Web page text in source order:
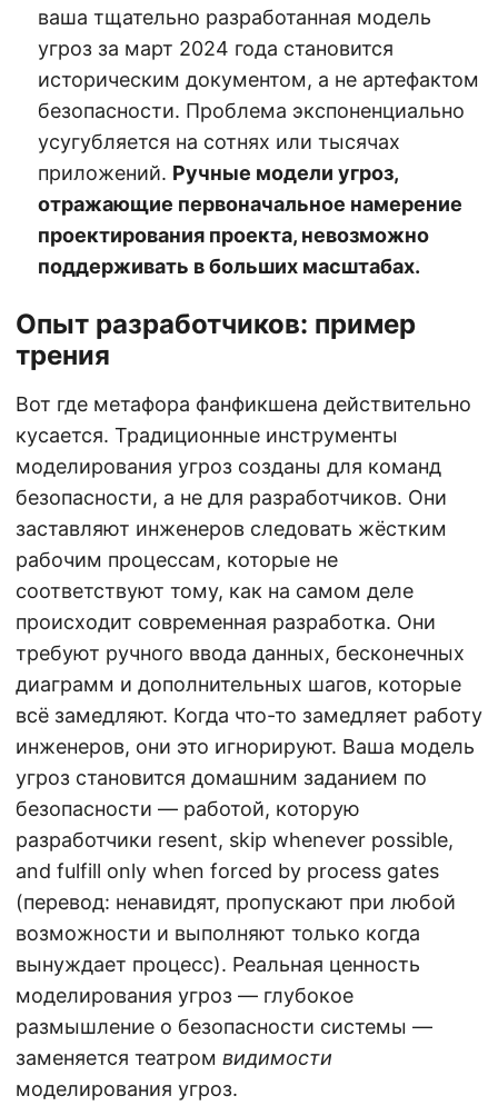
ваша тщательно разработанная модель
угроз за март 2024 года становится
историческим документом, а не артефактом
безопасности. Проблема экспоненциально
усугубляется на сотнях или тысячах
приложений. Ручные модели угроз,
отражающие первоначальное намерение
проектирования проекта, невозможно
поддерживать в больших масштабах.
Опыт разработчиков: пример
трения
Вот где метафора фанфикшена действительно
кусается. Традиционные инструменты
моделирования угроз созданы для команд
безопасности, а не для разработчиков. Они
заставляют инженеров следовать жёстким
рабочим процессам, которые не
соответствуют тому, как на самом деле
происходит современная разработка. Они
требуют ручного ввода данных, бесконечных
диаграмм и дополнительных шагов, которые
всё замедляют. Когда что-то замедляет работу
инженеров, они это игнорируют. Ваша модель
угроз становится домашним заданием по
безопасности — работой, которую
разработчики resent, skip whenever possible,
and fulfill only when forced by process gates
(перевод: ненавидят, пропускают при любой
возможности и выполняют только когда
вынуждает процесс). Реальная ценность
моделирования угроз — глубокое
размышление о безопасности системы —
заменяется театром видимости
моделирования угроз.